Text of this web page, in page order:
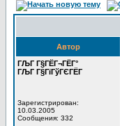
Автор
ГЉГ Г§ГЁГ¬ГЁГ°
ГЉГ Г§ГїГўГЄГЁГ­
Зарегистрирован:
10.03.2005
Сообщения: 332